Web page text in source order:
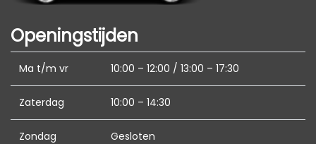
Koplampreiniging
Led achterlichten
Led koplampen
Openingstijden
Ma t/m vr 10:00 – 12:00 / 13:00 – 17:30
Zaterdag 10:00 – 14:30
Zondag Gesloten